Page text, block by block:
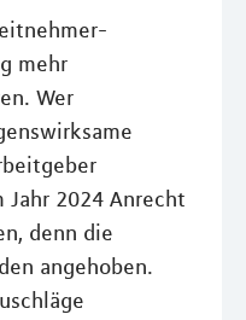
mehr
Wer
Jahr 2024 Anrecht
denn die
angehoben.